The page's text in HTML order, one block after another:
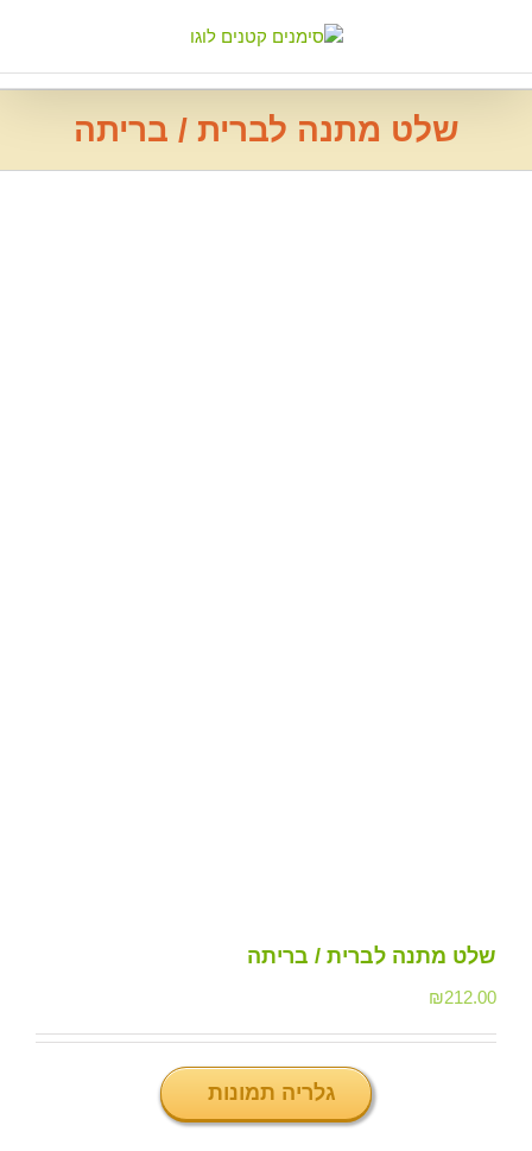
שלט מתנה לברית / בריתה
שלט מתנה לברית / בריתה
₪212.00
גלריה תמונות